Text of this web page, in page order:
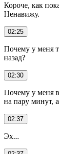
Короче, как
Ненавижу.
02:25
Почему у меня
назад?
02:30
Почему у меня
на пару минут,
02:37
Эх...